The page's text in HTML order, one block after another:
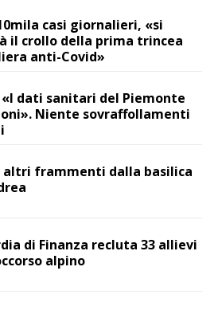
casi giornalieri, «si
il crollo della prima trincea
anti-Covid»
«I dati sanitari del Piemonte
Niente sovraffollamenti
altri frammenti dalla basilica
di Finanza recluta 33 allievi
alpino